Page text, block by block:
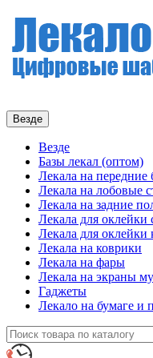
Везде
Везде
Базы лекал (оптом)
Лекала на передние
Лекала на лобовые
Лекала на задние
Лекала для оклейки
Лекала для оклейки
Лекала на коврики
Лекала на фары
Лекала на экраны
Гаджеты
Лекало на бумаге и